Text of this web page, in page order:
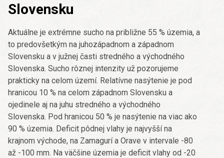
Slovensku
Aktuálne je extrémne sucho na približne 55 % územia, a
to predovšetkým na juhozápadnom a západnom
Slovensku a v južnej časti stredného a východného
Slovenska. Sucho rôznej intenzity už pozorujeme
prakticky na celom území. Relatívne nasýtenie je pod
hranicou 10 % na celom západnom Slovensku a
ojedinele aj na juhu stredného a východného
Slovenska. Pod hranicou 50 % je nasýtenie na viac ako
90 % územia. Deficit pôdnej vlahy je najvyšší na
krajnom východe, na Zamagurí a Orave v intervale -80
až -100 mm. Na väčšine územia je deficit vlahy od -20